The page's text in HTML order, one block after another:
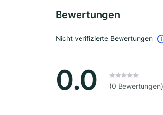
Bewertungen
Nicht verifizierte Bewertungen
0.0 (0 Bewertungen)